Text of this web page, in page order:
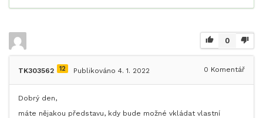
0
TK303562 12 Publikováno 4. 1. 2022 0 Komentář
Dobrý den,
máte nějakou představu, kdy bude možné vkládat vlastní